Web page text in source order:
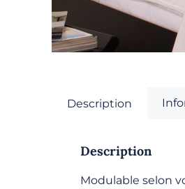
Description
Description
Modulable selon